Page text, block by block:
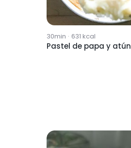
30min · 631 kcal
Pastel de papa y atún